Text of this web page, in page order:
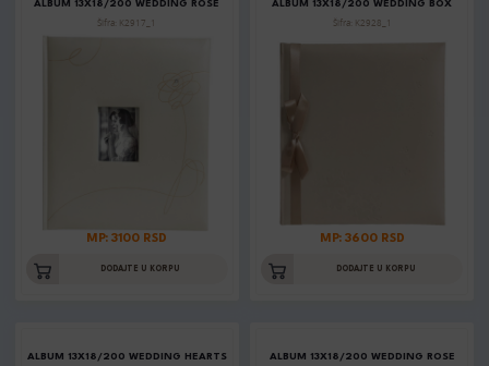
ALBUM 13X18/200 WEDDING ROSE
Šifra: K2917_1
MP: 3100 RSD
DODAJTE U KORPU
ALBUM 13X18/200 WEDDING BOX
Šifra: K2928_1
MP: 3600 RSD
DODAJTE U KORPU
ALBUM 13X18/200 WEDDING HEARTS
ALBUM 13X18/200 WEDDING ROSE